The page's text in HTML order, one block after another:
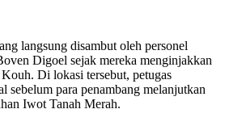
langsung disambut oleh personel
Digoel sejak mereka menginjakkan
Di lokasi tersebut, petugas
sebelum para penambang melanjutkan
Iwot Tanah Merah.